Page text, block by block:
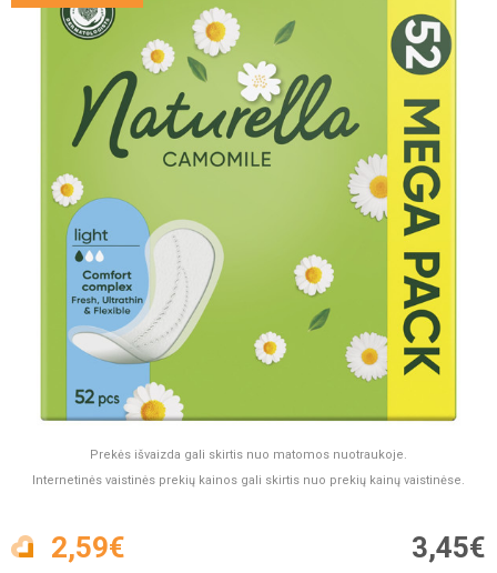
Prekės išvaizda gali skirtis nuo matomos nuotraukoje.
Internetinės vaistinės prekių kainos gali skirtis nuo prekių kainų vaistinėse.
2,59€ 3,45€